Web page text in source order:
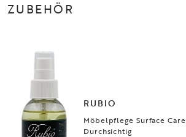
ZUBEHÖR
RUBIO
Möbelpflege Surface Care,
Durchsichtig